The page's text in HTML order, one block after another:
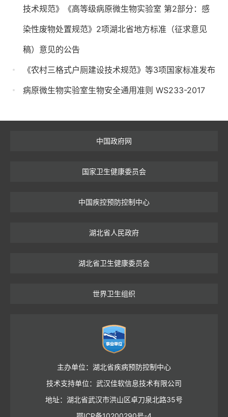
技术规范》《高等级病原微生物实验室 第2部分：感
染性废物处置规范》2项湖北省地方标准（征求意见
稿）意见的公告
《农村三格式户厕建设技术规范》等3项国家标准发布
病原微生物实验室生物安全通用准则 WS233-2017
中国政府网
国家卫生健康委员会
中国疾控预防控制中心
湖北省人民政府
湖北省卫生健康委员会
世界卫生组织
主办单位：湖北省疾病预防控制中心
技术支持单位：武汉佳软信息技术有限公司
地址：湖北省武汉市洪山区卓刀泉北路35号